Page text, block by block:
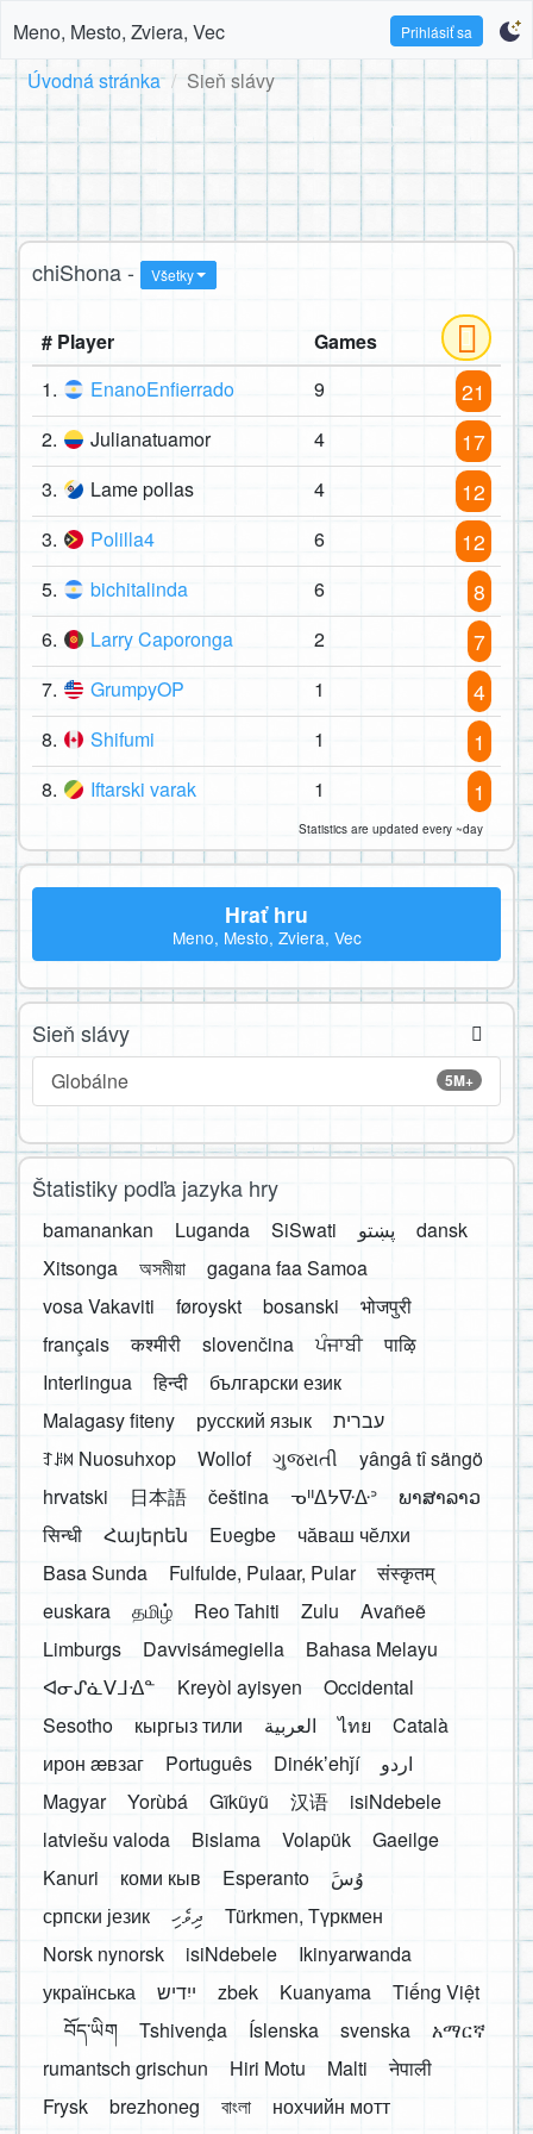
Meno, Mesto, Zviera, Vec Prihlásiť sa
Úvodná stránka Sieň slávy
chiShona - Všetky
# Player
Games
1.
EnanoEnfierrado 9 21
2. Julianatuamor 4 17
3. Lame pollas 4 12
3. Polilla4 6 12
5. bichitalinda 6 8
6. Larry Caporonga 2 7
7. GrumpyOP 1 4
8. Shifumi 1 1
8. Iftarski varak 1 1
Statistics are updated every ~day
Hrať hru
Meno, Mesto, Zviera, Vec
Sieň slávy
5M+
Globálne
Štatistiky podľa jazyka hry
bamanankan Luganda SiSwati پښتو
dansk
Xitsonga
অসমীয়া
gagana faa Samoa
vosa Vakaviti
føroyskt bosanski
भोजपुरी
français
कश्मीरी slovenčina ਪੰਜਾਬੀ
पाऴि
Interlingua
हिन्दी
български език
Malagasy fiteny
русский язык
עברית
ꆈꌠ꒿ Nuosuhxop
Wollof ગુજરાતી
yângâ tî sängö
hrvatski
日本語 čeština ᓀᐦᐃᔭᐍᐏᐣ
ພາສາລາວ
सिन्धी
Հայերեն Eʋegbe
чӑваш чӗлхи
Basa Sunda
Fulfulde, Pulaar, Pular
संस्कृतम्
euskara
தமிழ் Reo Tahiti Zulu
Avañeẽ
Limburgs
Davvisámegiella
Bahasa Melayu
ᐊᓂᔑᓈᐯᒧᐎᓐ
Kreyòl ayisyen
Occidental
Sesotho
кыргыз тили العربية ไทย
Català
ирон æвзаг
Português Dinékʼehǰí
اردو
Magyar
Yorùbá Gĩkũyũ 汉语
isiNdebele
latviešu valoda
Bislama Volapük
Gaeilge
Kanuri
коми кыв Esperanto
َوُسَ
српски језик
ދިވެހި
Türkmen, Түркмен
Norsk nynorsk
isiNdebele
Ikinyarwanda
українська
ייִדיש zbek Kuanyama
Tiếng Việt
བོད་ཡིག
Tshivenḓa Íslenska svenska
አማርኛ
rumantsch grischun
Hiri Motu Malti
नेपाली
Frysk
brezhoneg বাংলা
нохчийн мотт